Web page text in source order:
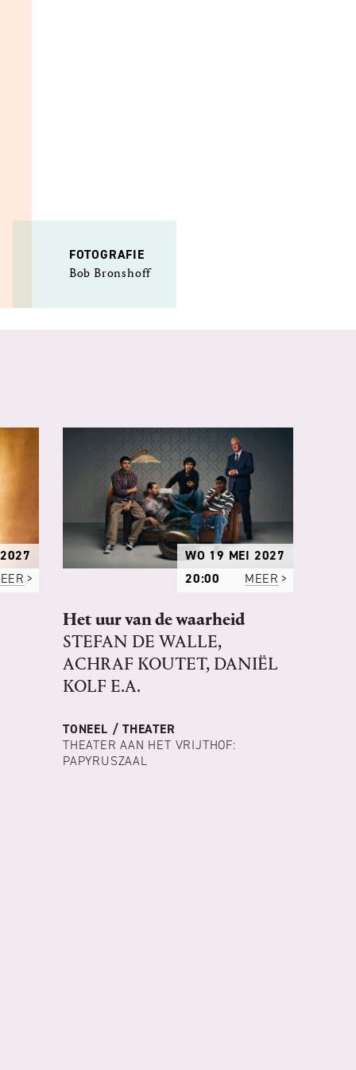
FOTOGRAFIE
Bob Bronshoff
WO 19 MEI 2027
20:00
MEER
Het uur van de waarheid
STEFAN DE WALLE,
ACHRAF KOUTET, DANIËL
KOLF E.A.
TONEEL / THEATER
THEATER AAN HET VRIJTHOF:
PAPYRUSZAAL